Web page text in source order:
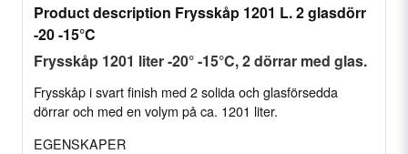
Product description Frysskåp 1201 L. 2 glasdörr
-20 -15°C
Frysskåp 1201 liter -20° -15°C, 2 dörrar med glas.
Frysskåp i svart finish med 2 solida och glasförsedda
dörrar och med en volym på ca. 1201 liter.
EGENSKAPER